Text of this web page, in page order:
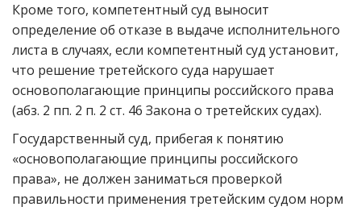
Кроме того, компетентный суд выносит
определение об отказе в выдаче исполнительного
листа в случаях, если компетентный суд установит,
что решение третейского суда нарушает
основополагающие принципы российского права
(абз. 2 пп. 2 п. 2 ст. 46 Закона о третейских судах).
Государственный суд, прибегая к понятию
«основополагающие принципы российского
права», не должен заниматься проверкой
правильности применения третейским судом норм